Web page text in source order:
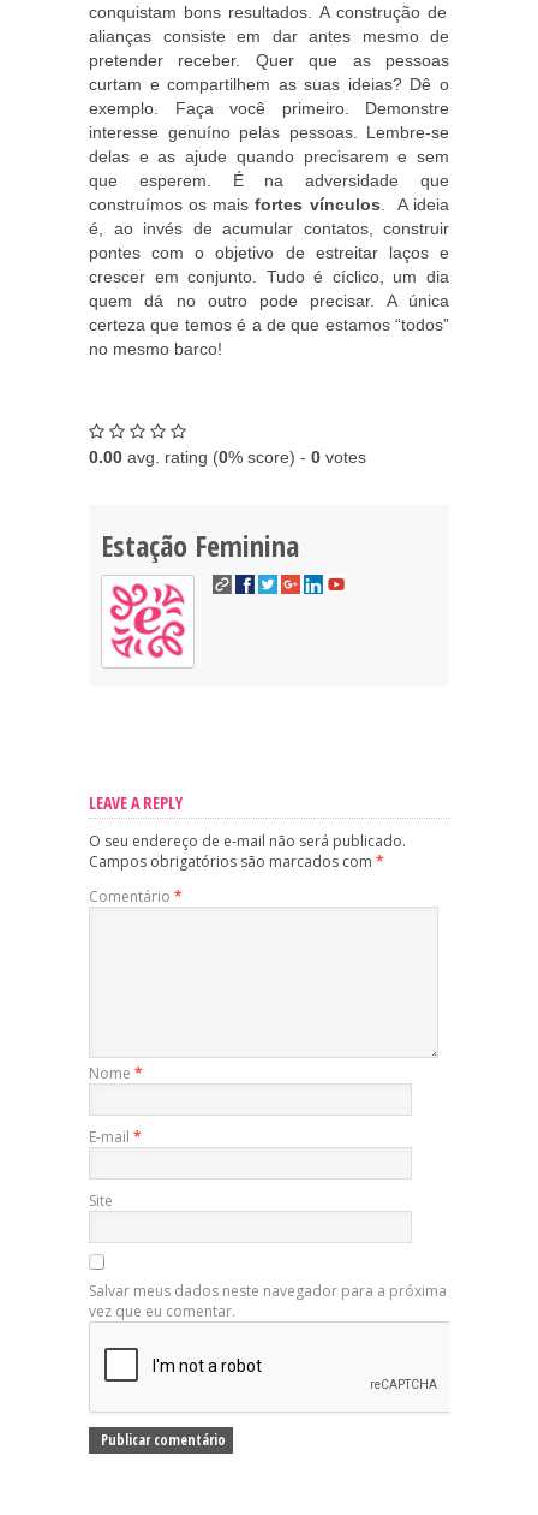
conquistam bons resultados. A construção de
alianças consiste em dar antes mesmo de
pretender receber. Quer que as pessoas
curtam e compartilhem as suas ideias? Dê o
exemplo. Faça você primeiro. Demonstre
interesse genuíno pelas pessoas. Lembre-se
delas e as ajude quando precisarem e sem
que esperem. Éna adversidade que
construímos os maisfortes vínculos . A ideia
é, ao invés de acumular contatos, construir
pontes com o objetivo de estreitar laços e
crescer em conjunto. Tudo é cíclico, um dia
quem dá no outro pode precisar. A única
certeza que temos é a de que estamos “todos”
no mesmo barco!
0.00 avg. rating (0% score) - 0 votes
Estação Feminina
LEAVE A REPLY
O seu endereço de e-mail não será publicado.
Campos obrigatórios são marcados com *
Comentário *
Nome *
E-mail *
Site
Salvar meus dados neste navegador para a próxima
vez que eu comentar.